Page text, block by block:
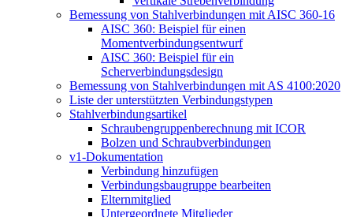
Bemessung von Stahlverbindungen mit AISC 360-16
AISC 360: Beispiel für einen
Momentverbindungsentwurf
AISC 360: Beispiel für ein
Scherverbindungsdesign
Bemessung von Stahlverbindungen mit AS 4100:2020
Liste der unterstützten Verbindungstypen
Stahlverbindungsartikel
Schraubengruppenberechnung mit ICOR
Bolzen und Schraubverbindungen
v1-Dokumentation
Verbindung hinzufügen
Verbindungsbaugruppe bearbeiten
Elternmitglied
Untergeordnete Mitglieder